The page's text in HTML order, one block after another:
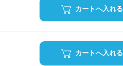
カートへ入れる
カートへ入れる